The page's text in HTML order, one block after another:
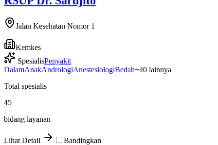
Jalan Kesehatan Nomor 1
Kemkes
SpesialisPenyakit
DalamAnakAndrologiAnestesiologiBedah+40 lainnya
Total spesialis
45
bidang layanan
Lihat Detail Bandingkan